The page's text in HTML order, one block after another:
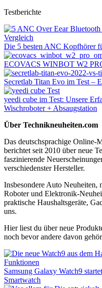
Testberichte
Die 5 besten ANC Kopfhörer
ECOVACS WINBOT W2
Secretlab Titan Evo im Test –
yeedi cube im Test: Unsere
Wischroboter + Absaugstation
Über Technikneuheiten.com
Das deutschsprachige Online-
berichtet seit 2010 über neue
faszinierende
verschiedenster Hersteller.
Insbesondere Auto Neuheiten,
Roboter und Elektronik-
praktische Haushaltsgeräte,
uns.
Hier liest du über neue
noch bevor andere davon
Samsung Galaxy Watch9
Smartwatch